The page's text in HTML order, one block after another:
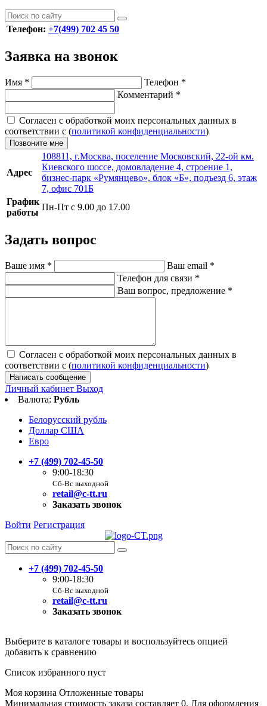
Телефон: +7(499) 702 45 50
Заявка на звонок
Имя * Телефон *
Комментарий *
Согласен с обработкой моих персональных данных в
соответствии с (политикой конфиденциальности)
Позвоните мне
Адрес
108811, г.Москва, поселение Московский, 22-ой км.
Киевского шоссе, домовладение 4, строение 1,
бизнес-парк «Румянцево», блок «Б», подъезд 6, этаж
7, офис 701Б
График
работы
Пн-Пт с 9.00 до 17.00
Задать вопрос
Ваше имя * Ваш email *
Телефон для связи *
Ваш вопрос, предложение *
Согласен с обработкой моих персональных данных в
соответствии с (политикой конфиденциальности)
Написать сообщение
Личный кабинет Выход
Валюта: Рубль
Белорусский рубль
Доллар США
Евро
+7 (499) 702-45-50
9:00-18:30
Сб-Вс выходной
retail@c-tt.ru
Заказать звонок
Войти Регистрация
+7 (499) 702-45-50
9:00-18:30
Сб-Вс выходной
retail@c-tt.ru
Заказать звонок
Выберите в каталоге товары и воспользуйтесь опцией
добавить к сравнению
Список избранного пуст
Моя корзина Отложенные товары
Минимальная стоимость заказа составляет 0. Для оформления